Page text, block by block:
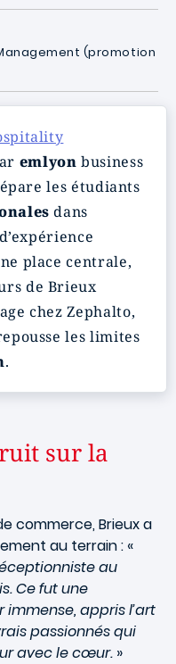
(promotion
emlyon business
les étudiants
dans
place centrale,
de Brieux
chez Zephalto,
les limites
.
sur la
commerce, Brieux a
au terrain : «
au
Ce fut une
immense, appris l’art
passionnés qui
avec le cœur. »